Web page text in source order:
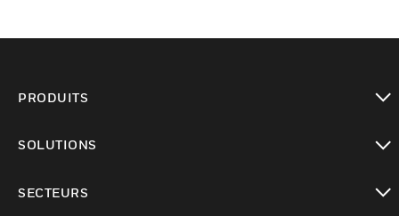
PRODUITS
SOLUTIONS
SECTEURS